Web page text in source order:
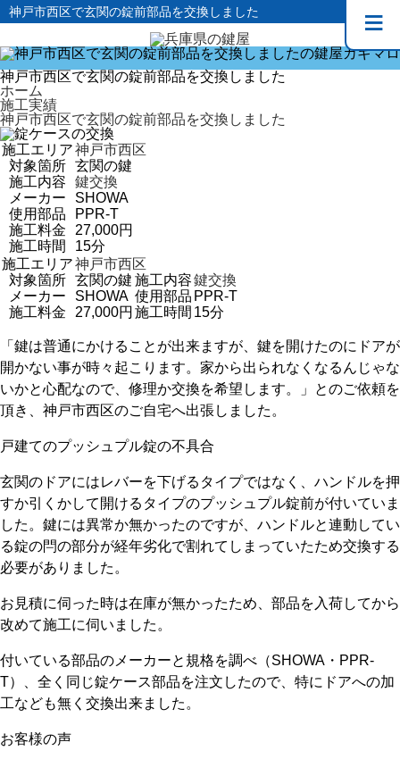
神戸市西区で玄関の錠前部品を交換しました
神戸市西区で玄関の錠前部品を交換しました
ホーム
施工実績
神戸市西区で玄関の錠前部品を交換しました
施工エリア神戸市西区
対象箇所 玄関の鍵
施工内容
鍵交換
メーカー
SHOWA
使用部品
PPR-T
施工料金
27,000円
施工時間
15分
施工エリア神戸市西区
対象箇所 玄関の鍵 施工内容鍵交換
メーカー
SHOWA 使用部品 PPR-T
施工料金
27,000円 施工時間 15分
「鍵は普通にかけることが出来ますが、鍵を開けたのにドアが
開かない事が時々起こります。家から出られなくなるんじゃな
いかと心配なので、修理か交換を希望します。」とのご依頼を
頂き、神戸市西区のご自宅へ出張しました。
戸建てのプッシュプル錠の不具合
玄関のドアにはレバーを下げるタイプではなく、ハンドルを押
すか引くかして開けるタイプのプッシュプル錠前が付いていま
した。鍵には異常か無かったのですが、ハンドルと連動してい
る錠の閂の部分が経年劣化で割れてしまっていたため交換する
必要がありました。
お見積に伺った時は在庫が無かったため、部品を入荷してから
改めて施工に伺いました。
付いている部品のメーカーと規格を調べ（SHOWA・PPR-
T）、全く同じ錠ケース部品を注文したので、特にドアへの加
工なども無く交換出来ました。
お客様の声